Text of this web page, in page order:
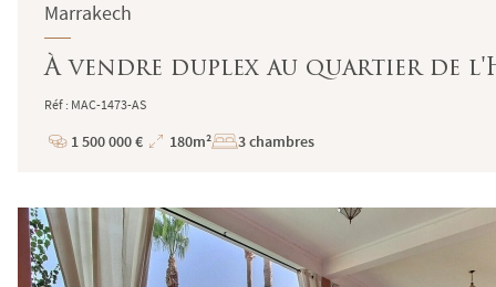
Marrakech
À vendre duplex au quartier de
Réf : MAC-1473-AS
Prix
1 500 000 €
Superficie
180m² 3 chambres